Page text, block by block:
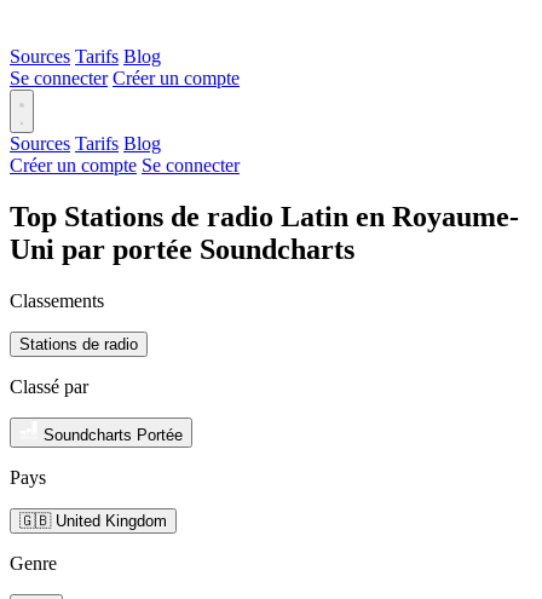
Sources Tarifs Blog
Se connecter Créer un compte
Sources Tarifs Blog
Créer un compte Se connecter
Top Stations de radio Latin en Royaume-
Uni par portée Soundcharts
Classements
Stations de radio
Classé par
Soundcharts Portée
Pays
🇬🇧 United Kingdom
Genre